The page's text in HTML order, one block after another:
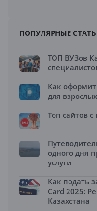
ПОПУЛЯРНЫЕ
ТОП ВУЗов
Как
для
Топ сайтов
одного дня
услуги
Как подать
Card 2025:
Казахстана